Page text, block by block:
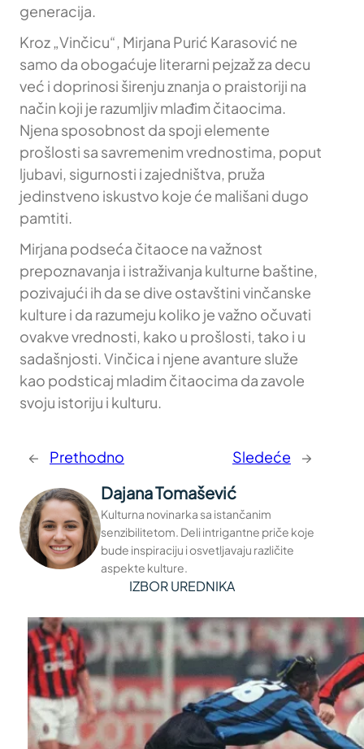
generacija.
Kroz „Vinčicu“, Mirjana Purić Karasović ne
samo da obogaćuje literarni pejzaž za decu
već i doprinosi širenju znanja o praistoriji na
način koji je razumljiv mlađim čitaocima.
Njena sposobnost da spoji elemente
prošlosti sa savremenim vrednostima, poput
ljubavi, sigurnosti i zajedništva, pruža
jedinstveno iskustvo koje će mališani dugo
pamtiti.
Mirjana podseća čitaoce na važnost
prepoznavanja i istraživanja kulturne baštine,
pozivajući ih da se dive ostavštini vinčanske
kulture i da razumeju koliko je važno očuvati
ovakve vrednosti, kako u prošlosti, tako i u
sadašnjosti. Vinčica i njene avanture služe
kao podsticaj mladim čitaocima da zavole
svoju istoriju i kulturu.
← Prethodno Sledeće →
Dajana Tomašević
Kulturna novinarka sa istančanim
senzibilitetom. Deli intrigantne priče koje
bude inspiraciju i osvetljavaju različite
aspekte kulture.
IZBOR UREDNIKA